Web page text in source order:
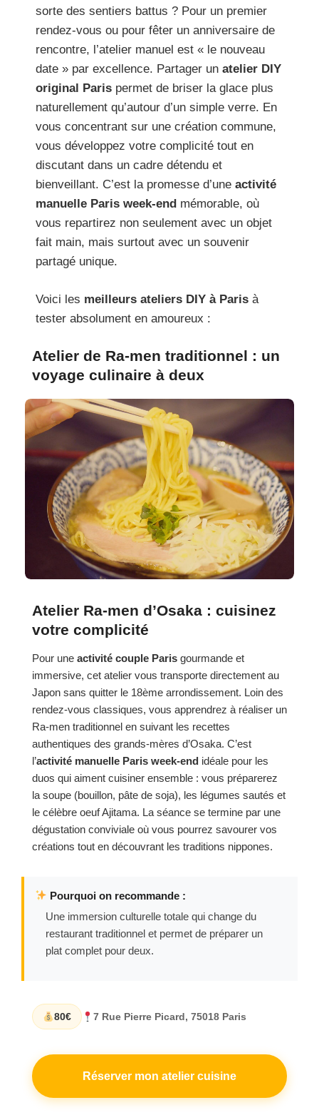
sorte des sentiers battus ? Pour un premier
rendez-vous ou pour fêter un anniversaire de
rencontre, l’atelier manuel est « le nouveau
date » par excellence. Partager un atelier DIY
original Paris permet de briser la glace plus
naturellement qu’autour d’un simple verre. En
vous concentrant sur une création commune,
vous développez votre complicité tout en
discutant dans un cadre détendu et
bienveillant. C’est la promesse d’une activité
manuelle Paris week-end mémorable, où
vous repartirez non seulement avec un objet
fait main, mais surtout avec un souvenir
partagé unique.
Voici les meilleurs ateliers DIY à Paris à
tester absolument en amoureux :
Atelier de Ra-men traditionnel : un
voyage culinaire à deux
Atelier Ra-men d’Osaka : cuisinez
votre complicité
Pour une activité couple Paris gourmande et
immersive, cet atelier vous transporte directement au
Japon sans quitter le 18ème arrondissement. Loin des
rendez-vous classiques, vous apprendrez à réaliser un
Ra-men traditionnel en suivant les recettes
authentiques des grands-mères d’Osaka. C’est
l’activité manuelle Paris week-end idéale pour les
duos qui aiment cuisiner ensemble : vous préparerez
la soupe (bouillon, pâte de soja), les légumes sautés et
le célèbre oeuf Ajitama. La séance se termine par une
dégustation conviviale où vous pourrez savourer vos
créations tout en découvrant les traditions nippones.
Pourquoi on recommande :
Une immersion culturelle totale qui change du
restaurant traditionnel et permet de préparer un
plat complet pour deux.
80€ 7 Rue Pierre Picard, 75018 Paris
Réserver mon atelier cuisine